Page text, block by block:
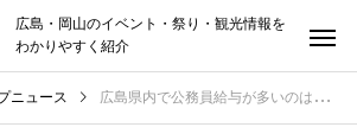
広島・岡山のイベント・祭り・観光情報を
わかりやすく紹介
ニュース 広島県内で公務員給与が多いのはどの市町村？平均月収ランキングと新卒給与まとめ2022年度